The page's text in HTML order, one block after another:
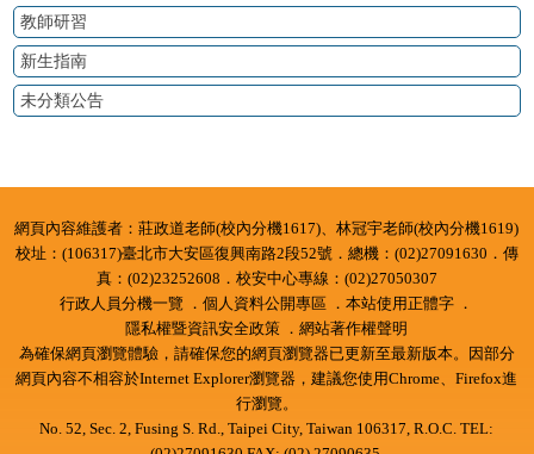
教師研習
新生指南
未分類公告
網頁內容維護者：莊政道老師(校內分機1617)、林冠宇老師(校內分機1619)
校址：(106317)臺北市大安區復興南路2段52號．總機：(02)27091630．傳
真：(02)23252608．校安中心專線：(02)27050307
行政人員分機一覽 ．個人資料公開專區 ．本站使用正體字 ．
隱私權暨資訊安全政策 ．網站著作權聲明
為確保網頁瀏覽體驗，請確保您的網頁瀏覽器已更新至最新版本。因部分
網頁內容不相容於Internet Explorer瀏覽器，建議您使用Chrome、Firefox進
行瀏覽。
No. 52, Sec. 2, Fusing S. Rd., Taipei City, Taiwan 106317, R.O.C. TEL: